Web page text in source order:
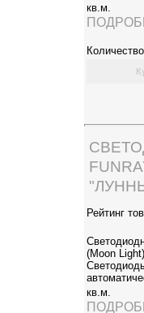
кв.м.
Рейтинг
(Moon
кв.м.